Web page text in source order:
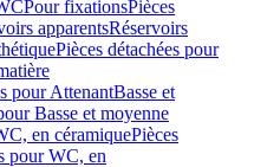
Pour fixationsPièces
apparentsRéservoirs
Pièces détachées pour
pour AttenantBasse et
Basse et moyenne
en céramiquePièces
pour WC, en